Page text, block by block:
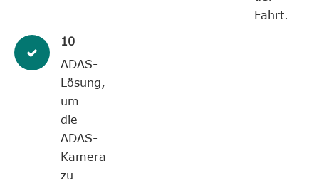
Fahrt.
10
ADAS-
Lösung,
um
die
ADAS-
Kamera
zu